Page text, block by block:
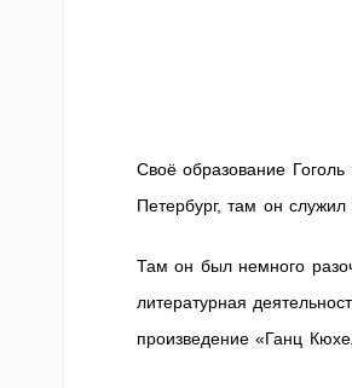
Своё образование
Петербург, там он служил
Там он был немного
литературная
произведение «Ганц